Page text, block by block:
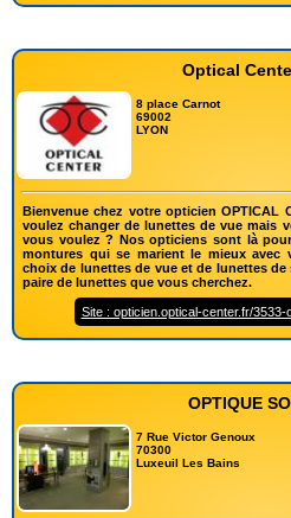
Optical
8 place Carnot
69002
LYON
Bienvenue chez votre opticien OPTICAL
voulez changer de lunettes de vue mais
vous voulez ? Nos opticiens sont là
montures qui se marient le mieux avec
choix de lunettes de vue et de lunettes
paire de lunettes que vous cherchez.
Site : opticien.optical-center.fr/
OPTIQUE
7 Rue Victor Genoux
70300
Luxeuil Les Bains